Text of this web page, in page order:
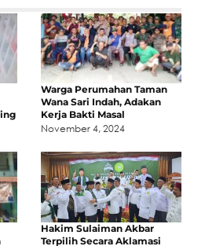
Warga Perumahan Taman
Wana Sari Indah, Adakan
Kerja Bakti Masal
November 4, 2024
Hakim Sulaiman Akbar
Terpilih Secara Aklamasi